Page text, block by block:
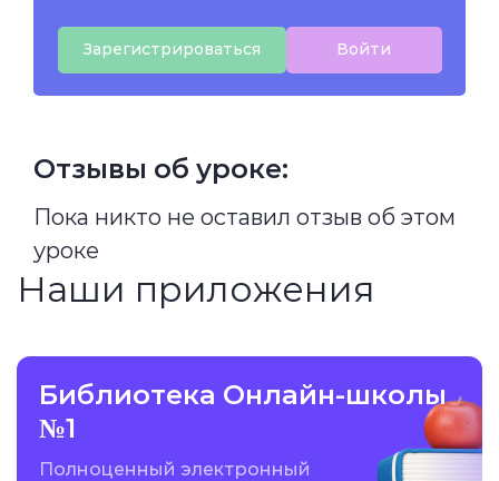
Зарегистрироваться Войти
Отзывы об уроке:
Пока никто не оставил отзыв об этом
уроке
Наши приложения
Библиотека Онлайн-школы
№1
Полноценный электронный